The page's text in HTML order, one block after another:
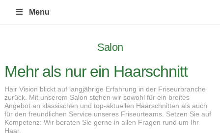
Menu
Salon
Mehr als nur ein Haarschnitt
Hair Vision blickt auf langjährige Erfahrung in der Friseurbranche
zurück. Mit unserem Salon stehen wir sowohl für ein breites
Angebot an klassischen und top-aktuellen Haarschnitten als auch
für den freundlichen Service unseres Friseurteams. Setzen Sie auf
Kompetenz: Wir beraten Sie gerne in allen Fragen rund um Ihr
Haar.